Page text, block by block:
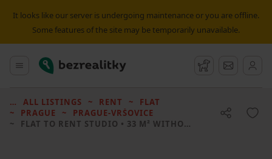
It looks like our server is undergoing maintenance or you are offline.
Some features of the site may be temporarily unavailable.
Main menu
Bezrealitky Watchdog
ALL LISTINGS RENT
FLAT
PRAGUE
PRAGUE-VRŠOVICE
FLAT TO RENT STUDIO • 33 M² WITHOUT REAL ESTATE